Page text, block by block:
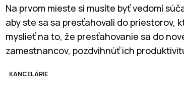
Na prvom mieste si musíte byť vedomí
aby ste sa sa presťahovali do priestorov,
myslieť na to, že presťahovanie sa do
zamestnancov, pozdvihnúť ich
KANCELÁRIE